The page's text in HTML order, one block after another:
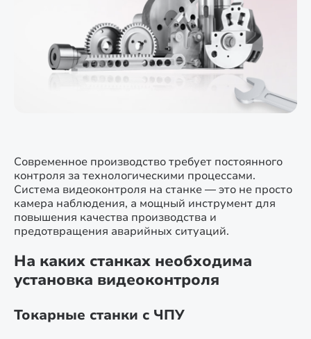
Современное производство требует постоянного
контроля за технологическими процессами.
Система видеоконтроля на станке — это не просто
камера наблюдения, а мощный инструмент для
повышения качества производства и
предотвращения аварийных ситуаций.
На каких станках необходима
установка видеоконтроля
Токарные станки с ЧПУ